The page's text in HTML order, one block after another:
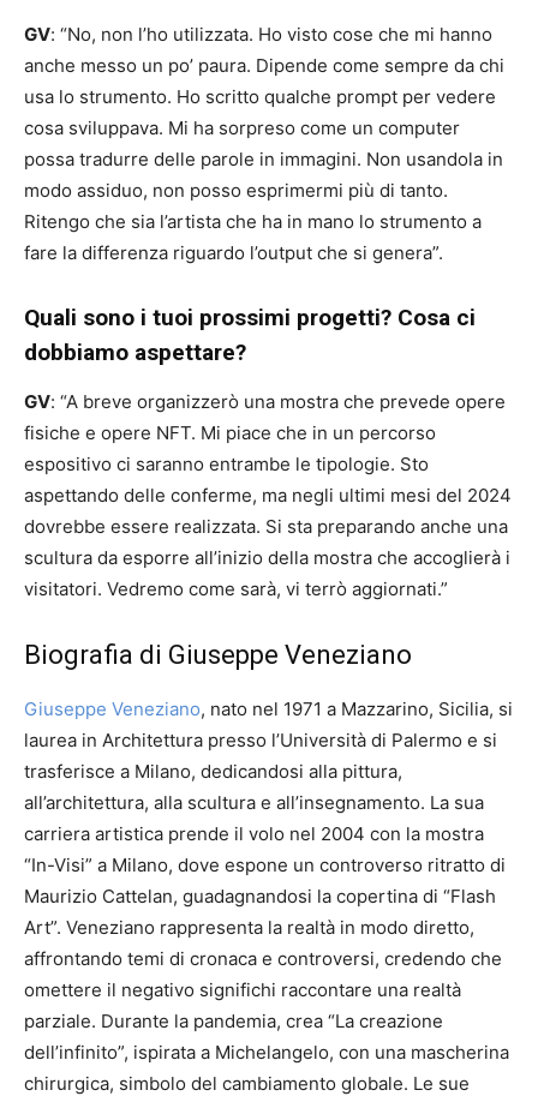
GV: “No, non l’ho utilizzata. Ho visto cose che mi hanno
anche messo un po’ paura. Dipende come sempre da chi
usa lo strumento. Ho scritto qualche prompt per vedere
cosa sviluppava. Mi ha sorpreso come un computer
possa tradurre delle parole in immagini. Non usandola in
modo assiduo, non posso esprimermi più di tanto.
Ritengo che sia l’artista che ha in mano lo strumento a
fare la differenza riguardo l’output che si genera”.
Quali sono i tuoi prossimi progetti? Cosa ci
dobbiamo aspettare?
GV: “A breve organizzerò una mostra che prevede opere
fisiche e opere NFT. Mi piace che in un percorso
espositivo ci saranno entrambe le tipologie. Sto
aspettando delle conferme, ma negli ultimi mesi del 2024
dovrebbe essere realizzata. Si sta preparando anche una
scultura da esporre all’inizio della mostra che accoglierà i
visitatori. Vedremo come sarà, vi terrò aggiornati.”
Biografia di Giuseppe Veneziano
Giuseppe Veneziano, nato nel 1971 a Mazzarino, Sicilia, si
laurea in Architettura presso l’Università di Palermo e si
trasferisce a Milano, dedicandosi alla pittura,
all’architettura, alla scultura e all’insegnamento. La sua
carriera artistica prende il volo nel 2004 con la mostra
“In-Visi” a Milano, dove espone un controverso ritratto di
Maurizio Cattelan, guadagnandosi la copertina di “Flash
Art”. Veneziano rappresenta la realtà in modo diretto,
affrontando temi di cronaca e controversi, credendo che
omettere il negativo significhi raccontare una realtà
parziale. Durante la pandemia, crea “La creazione
dell’infinito”, ispirata a Michelangelo, con una mascherina
chirurgica, simbolo del cambiamento globale. Le sue